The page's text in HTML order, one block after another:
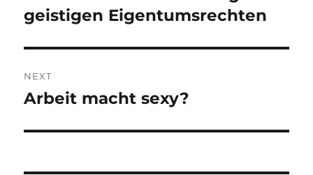
post:
geistigen Eigentumsrechten
NEXT
Next
Arbeit macht sexy?